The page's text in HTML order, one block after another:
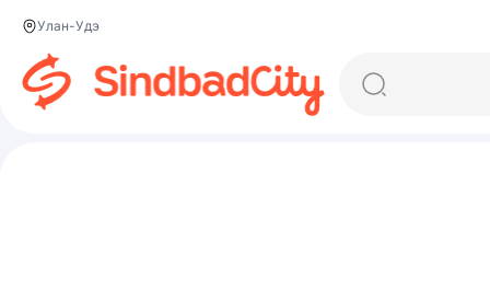
Улан-Удэ